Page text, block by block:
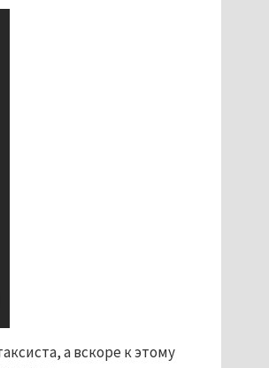
а вскоре к этому